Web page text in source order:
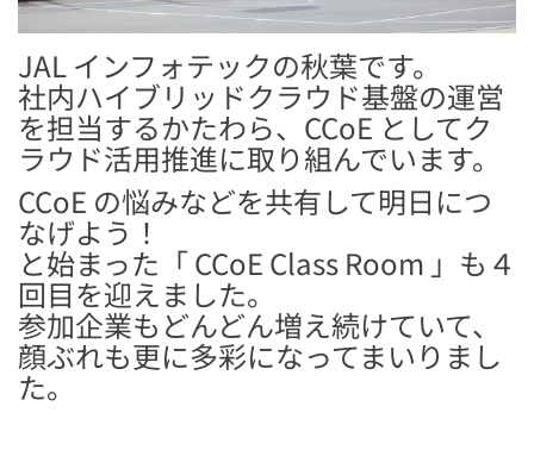
JAL インフォテックの秋葉です。
社内ハイブリッドクラウド基盤の運営
を担当するかたわら、CCoE としてク
ラウド活用推進に取り組んでいます。
CCoE の悩みなどを共有して明日につ
なげよう！
と始まった「 CCoE Class Room 」も４
回目を迎えました。
参加企業もどんどん増え続けていて、
顔ぶれも更に多彩になってまいりまし
た。